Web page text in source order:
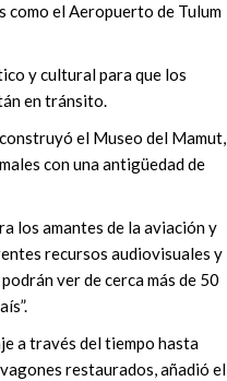
como el Aeropuerto de Tulum
y cultural para que los
en tránsito.
el Museo del Mamut,
con una antigüedad de
los amantes de la aviación y
recursos audiovisuales y
ver de cerca más de 50
a través del tiempo hasta
restaurados, añadió el